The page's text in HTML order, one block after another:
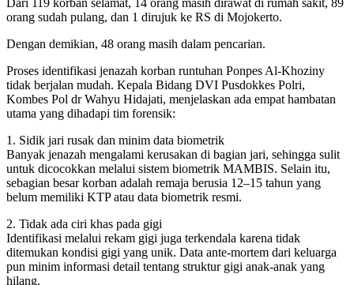
orang sudah pulang, dan 1 dirujuk ke RS di Mojokerto.
Dengan demikian, 48 orang masih dalam pencarian.
Proses identifikasi jenazah korban runtuhan Ponpes Al-Khoziny
tidak berjalan mudah. Kepala Bidang DVI Pusdokkes Polri,
Kombes Pol dr Wahyu Hidajati, menjelaskan ada empat hambatan
utama yang dihadapi tim forensik:
1. Sidik jari rusak dan minim data biometrik
Banyak jenazah mengalami kerusakan di bagian jari, sehingga sulit
untuk dicocokkan melalui sistem biometrik MAMBIS. Selain itu,
sebagian besar korban adalah remaja berusia 12–15 tahun yang
belum memiliki KTP atau data biometrik resmi.
2. Tidak ada ciri khas pada gigi
Identifikasi melalui rekam gigi juga terkendala karena tidak
ditemukan kondisi gigi yang unik. Data ante-mortem dari keluarga
pun minim informasi detail tentang struktur gigi anak-anak yang
hilang.